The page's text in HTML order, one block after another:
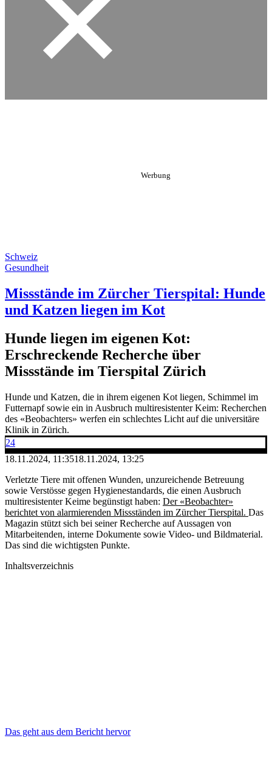
Schweiz
Gesundheit
Missstände im Zürcher Tierspital: Hunde
und Katzen liegen im Kot
Hunde liegen im eigenen Kot:
Erschreckende Recherche über
Missstände im Tierspital Zürich
Hunde und Katzen, die in ihrem eigenen Kot liegen, Schimmel im
Futternapf sowie ein in Ausbruch multiresistenter Keim: Recherchen
des «Beobachters» werfen ein schlechtes Licht auf die universitäre
Klinik in Zürich.
24
18.11.2024, 11:3518.11.2024, 13:25
Verletzte Tiere mit offenen Wunden, unzureichende Betreuung
sowie Verstösse gegen Hygienestandards, die einen Ausbruch
multiresistenter Keime begünstigt haben: Der «Beobachter»
berichtet von alarmierenden Missständen im Zürcher Tierspital. Das
Magazin stützt sich bei seiner Recherche auf Aussagen von
Mitarbeitenden, interne Dokumente sowie Video- und Bildmaterial.
Das sind die wichtigsten Punkte.
Inhaltsverzeichnis
Das geht aus dem Bericht hervor